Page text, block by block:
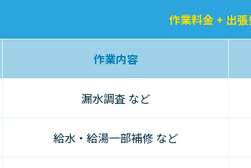
作業料金 + 出
作業内容
漏水調査 など
給水・給湯一部補修 など